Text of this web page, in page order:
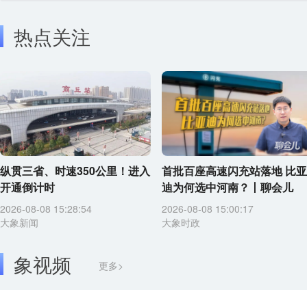
热点关注
纵贯三省、时速350公里！进入
开通倒计时
2026-08-08 15:28:54
大象新闻
首批百座高速闪充站落地 比亚
迪为何选中河南？丨聊会儿
2026-08-08 15:00:17
大象时政
象视频 更多>